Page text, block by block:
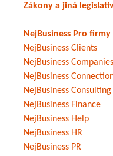
Zákony a jiná
NejBusiness Pro firmy
NejBusiness Clients
NejBusiness
NejBusiness
NejBusiness Consulting
NejBusiness Finance
NejBusiness Help
NejBusiness HR
NejBusiness PR